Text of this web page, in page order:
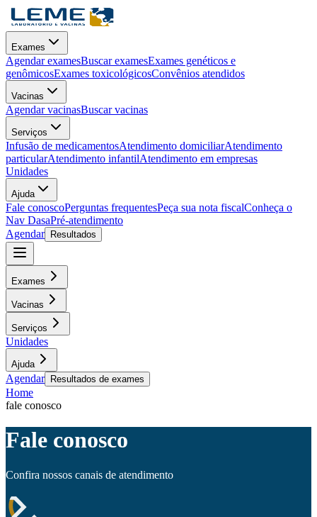
Exames
Agendar examesBuscar examesExames genéticos e
genômicosExames toxicológicosConvênios atendidos
Vacinas
Agendar vacinasBuscar vacinas
Serviços
Infusão de medicamentosAtendimento domiciliarAtendimento
particularAtendimento infantilAtendimento em empresas
Unidades
Ajuda
Fale conoscoPerguntas frequentesPeça sua nota fiscalConheça o
Nav DasaPré-atendimento
Agendar
Resultados
Exames
Vacinas
Serviços
Unidades
Ajuda
Agendar Resultados de exames
Home
fale conosco
Fale conosco
Confira nossos canais de atendimento